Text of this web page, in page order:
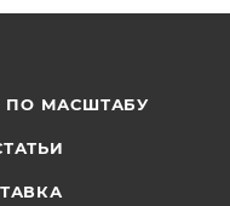
ПО МАСШТАБУ